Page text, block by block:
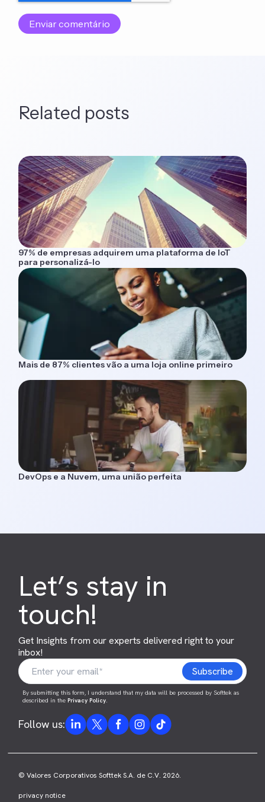
Related posts
97% de empresas adquirem uma plataforma de IoT
para personalizá-lo
Mais de 87% clientes vão a uma loja online primeiro
DevOps e a Nuvem, uma união perfeita
Let’s stay in
touch!
Get Insights from our experts delivered right to your
inbox!
By submitting this form, I understand that my data will be processed by Softtek as
described in thePrivacy Policy.
Follow us:
© Valores Corporativos Softtek S.A. de C.V. 2026.
privacy notice